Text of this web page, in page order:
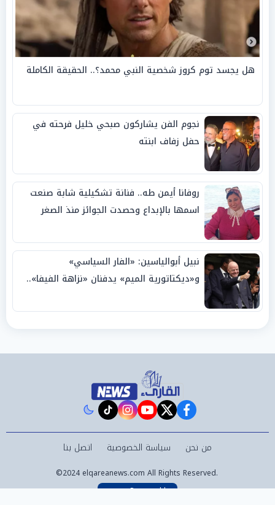
هل يجسد توم كروز شخصية النبي محمد؟.. الحقيقة الكاملة
نجوم الفن يشاركون صبحي خليل فرحته في
حفل زفاف ابنته
روفانا أيمن طه.. فنانة تشكيلية شابة صنعت
اسمها بالإبداع وحصدت الجوائز منذ الصغر
نبيل أبوالياسين: «الفار السياسي»
و«ديكتاتورية الميم» يدفنان «نزاهة الفيفا»..
facebook
twitter
youtube
instagram
tiktok
من نحن سياسة الخصوصية اتصل بنا
©2024 elqareanews.com All Rights Reserved.
Powered by